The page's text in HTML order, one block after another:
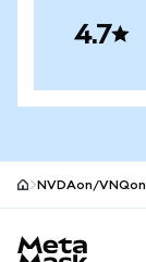
4.7
NVDAon/VNQon